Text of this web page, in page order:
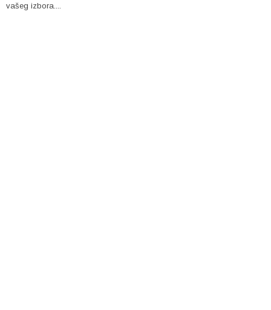
vašeg izbora....